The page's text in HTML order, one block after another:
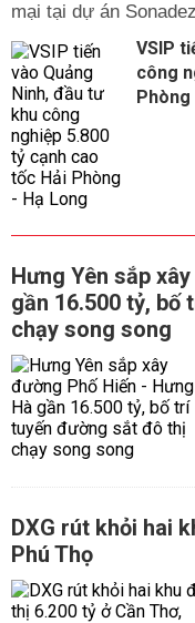
mại tại dự án
VSIP
công
Phòng
Hưng Yên sắp
gần 16.500 tỷ,
chạy song song
DXG rút khỏi hai
Phú Thọ